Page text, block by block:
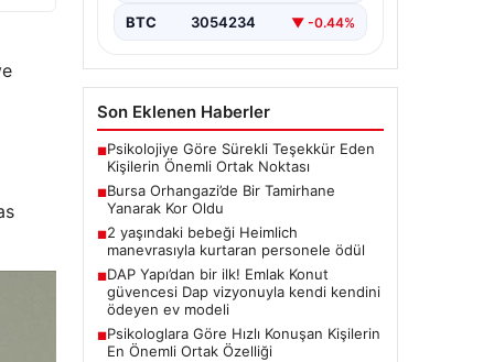
BTC 3054234 ▼ -0.44%
Son Eklenen Haberler
■Psikolojiye Göre Sürekli Teşekkür Eden
Kişilerin Önemli Ortak Noktası
■Bursa Orhangazi’de Bir Tamirhane
Yanarak Kor Oldu
■2 yaşındaki bebeği Heimlich
manevrasıyla kurtaran personele ödül
■DAP Yapı’dan bir ilk! Emlak Konut
güvencesi Dap vizyonuyla kendi kendini
ödeyen ev modeli
■Psikologlara Göre Hızlı Konuşan Kişilerin
En Önemli Ortak Özelliği